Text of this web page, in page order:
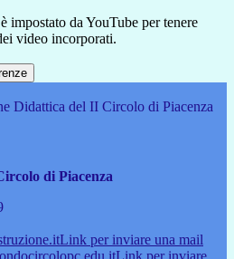
impostato da YouTube per tenere
video incorporati.
Didattica del II Circolo di Piacenza
di Piacenza
Link per inviare una mail